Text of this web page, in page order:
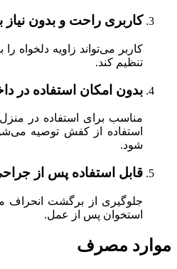
کاربری راحت و بدون نیاز
کاربر می‌تواند زاویه دلخواه
تنظیم کند.
بدون امکان استفاده در
مناسب برای استفاده در
استفاده از کفش توصیه
شود.
قابل استفاده پس از
جلوگیری از برگشت
استخوان پس از عمل.
موارد مصرف